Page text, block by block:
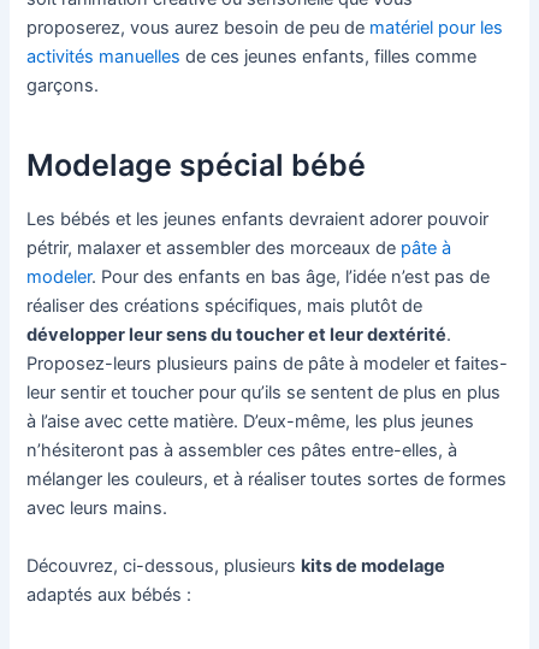
proposerez, vous aurez besoin de peu de matériel pour les
activités manuelles de ces jeunes enfants, filles comme
garçons.
Modelage spécial bébé
Les bébés et les jeunes enfants devraient adorer pouvoir
pétrir, malaxer et assembler des morceaux de pâte à
modeler. Pour des enfants en bas âge, l’idée n’est pas de
réaliser des créations spécifiques, mais plutôt de
développer leur sens du toucher et leur dextérité.
Proposez-leurs plusieurs pains de pâte à modeler et faites-
leur sentir et toucher pour qu’ils se sentent de plus en plus
à l’aise avec cette matière. D’eux-même, les plus jeunes
n’hésiteront pas à assembler ces pâtes entre-elles, à
mélanger les couleurs, et à réaliser toutes sortes de formes
avec leurs mains.
Découvrez, ci-dessous, plusieurskits de modelage
adaptés aux bébés :